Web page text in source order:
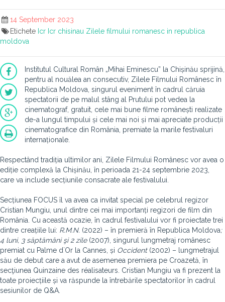
14 September 2023
Etichete Icr Icr chisinau Zilele filmului romanesc in republica
moldova
Institutul Cultural Român „Mihai Eminescu” la Chișinău sprijină,
pentru al nouălea an consecutiv, Zilele Filmului Românesc în
Republica Moldova, singurul eveniment în cadrul căruia
spectatorii de pe malul stâng al Prutului pot vedea la
cinematograf, gratuit, cele mai bune filme românești realizate
de-a lungul timpului și cele mai noi și mai apreciate producții
cinematografice din România, premiate la marile festivaluri
internaționale.
Respectând tradiția ultimilor ani, Zilele Filmului Românesc vor avea o
ediție complexă la Chișinău, în perioada 21-24 septembrie 2023,
care va include secțiunile consacrate ale festivalului.
Secțiunea FOCUS îl va avea ca invitat special pe celebrul regizor
Cristian Mungiu, unul dintre cei mai importanți regizori de film din
România. Cu această ocazie, în cadrul festivalului vor fi proiectate trei
dintre creațiile lui: R.M.N. (2022) – în premieră în Republica Moldova;
4 luni, 3 săptămâni şi 2 zile(2007), singurul lungmetraj românesc
premiat cu Palme d`Or la Cannes, și Occident(2002) – lungmetrajul
său de debut care a avut de asemenea premiera pe Croazetă, în
secţiunea Quinzaine des réalisateurs. Cristian Mungiu va fi prezent la
toate proiecțiile și va răspunde la întrebările spectatorilor în cadrul
sesiunilor de Q&A.